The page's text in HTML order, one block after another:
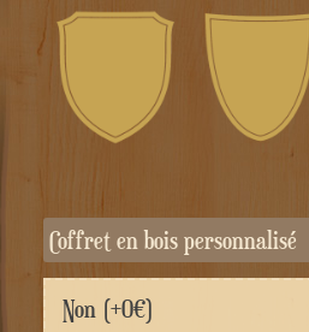
Coffret en bois personnalisé